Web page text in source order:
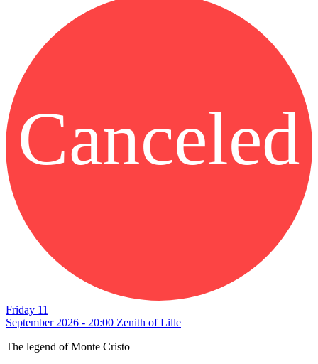
Canceled
Friday 11
September 2026 - 20:00 Zenith of Lille
The legend of Monte Cristo